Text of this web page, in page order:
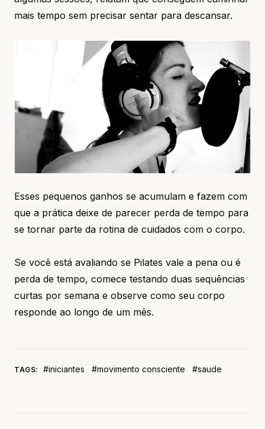
mais tempo sem precisar sentar para descansar.
Esses pequenos ganhos se acumulam e fazem com
que a prática deixe de parecer perda de tempo para
se tornar parte da rotina de cuidados com o corpo.
Se você está avaliando se Pilates vale a pena ou é
perda de tempo, comece testando duas sequências
curtas por semana e observe como seu corpo
responde ao longo de um mês.
TAGS: #iniciantes #movimento consciente #saude